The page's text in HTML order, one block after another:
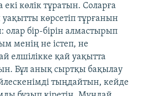
көлік тұратын. Соларға
уақытты көрсетіп тұрғанын
олар бір-бірін алмастырып
менің не істеп, не
елшілікке қай уақытта
Бұл анық сыртқы бақылау
тыңдайтын, кейде